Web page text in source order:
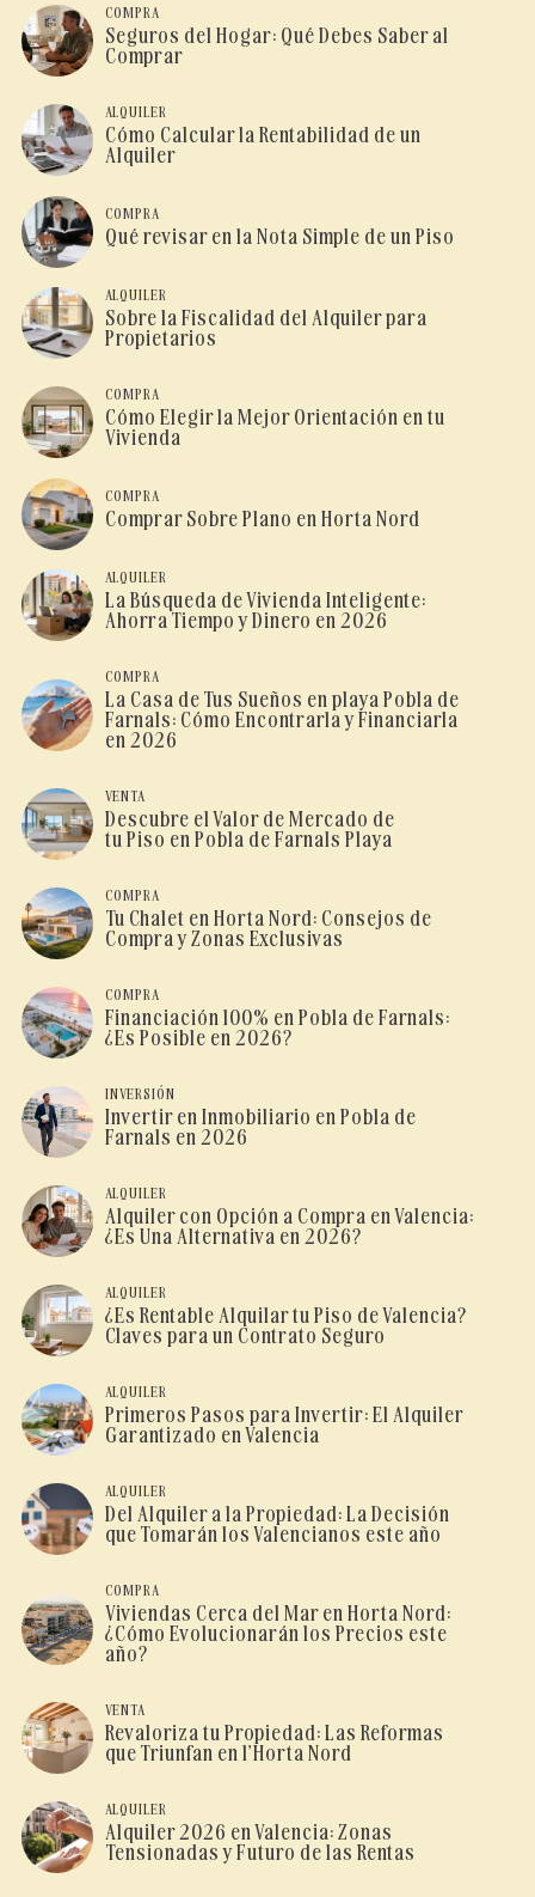
COMPRA
Seguros del Hogar: Qué Debes Saber al
Comprar
ALQUILER
Cómo Calcular la Rentabilidad de un
Alquiler
COMPRA
Qué revisar en la Nota Simple de un Piso
ALQUILER
Sobre la Fiscalidad del Alquiler para
Propietarios
COMPRA
Cómo Elegir la Mejor Orientación en tu
Vivienda
COMPRA
Comprar Sobre Plano en Horta Nord
ALQUILER
La Búsqueda de Vivienda Inteligente:
Ahorra Tiempo y Dinero en 2026
COMPRA
La Casa de Tus Sueños en playa Pobla de
Farnals: Cómo Encontrarla y Financiarla
en 2026
VENTA
Descubre el Valor de Mercado de
tu Piso en Pobla de Farnals Playa
COMPRA
Tu Chalet en Horta Nord: Consejos de
Compra y Zonas Exclusivas
COMPRA
Financiación 100% en Pobla de Farnals:
¿Es Posible en 2026?
INVERSIÓN
Invertir en Inmobiliario en Pobla de
Farnals en 2026
ALQUILER
Alquiler con Opción a Compra en Valencia:
¿Es Una Alternativa en 2026?
ALQUILER
¿Es Rentable Alquilar tu Piso de Valencia?
Claves para un Contrato Seguro
ALQUILER
Primeros Pasos para Invertir: El Alquiler
Garantizado en Valencia
ALQUILER
Del Alquiler a la Propiedad: La Decisión
que Tomarán los Valencianos este año
COMPRA
Viviendas Cerca del Mar en Horta Nord:
¿Cómo Evolucionarán los Precios este
año?
VENTA
Revaloriza tu Propiedad: Las Reformas
que Triunfan en l’Horta Nord
ALQUILER
Alquiler 2026 en Valencia: Zonas
Tensionadas y Futuro de las Rentas